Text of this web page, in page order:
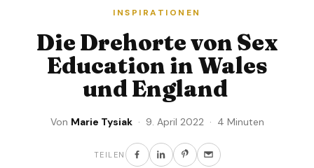
INSPIRATIONEN
Die Drehorte von Sex
Education in Wales
und England
Von Marie Tysiak· 9. April 2022 · 4 Minuten
TEILEN